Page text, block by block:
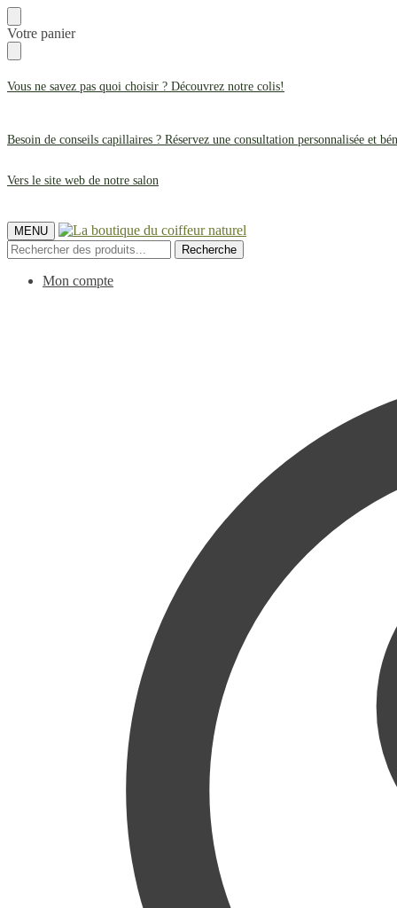
Aller
directement
à
la
navigation
Aller
directement
au
contenu
Votre panier
Vous ne savez pas quoi choisir ? Découvrez notre colis!
Besoin de conseils capillaires ? Réservez une consultation personnalisée et
Vers le site web de notre salon
MENU
Recherche
pour :
Recherche
Mon compte